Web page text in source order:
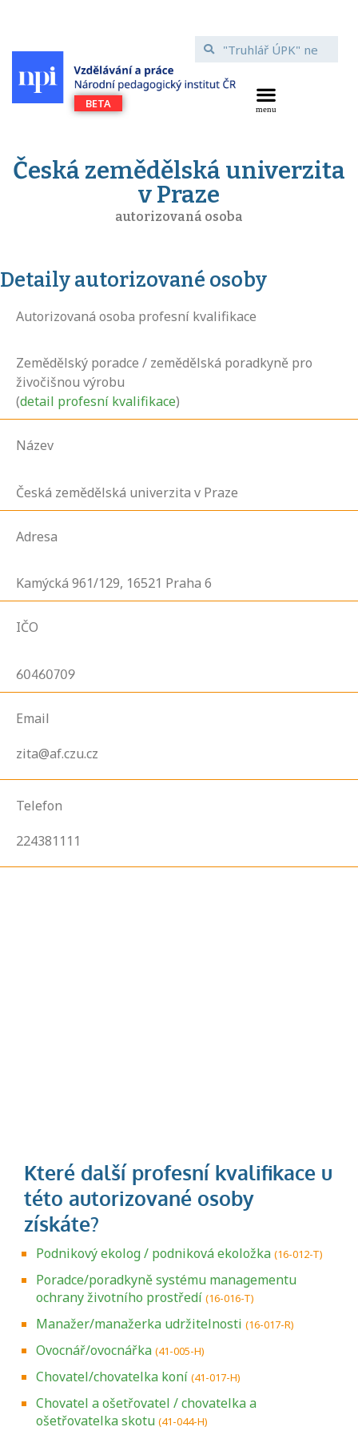
Česká zemědělská univerzita
v Praze
autorizovaná osoba
Detaily autorizované osoby
Autorizovaná osoba profesní kvalifikace
Zemědělský poradce / zemědělská poradkyně pro
živočišnou výrobu
(detail profesní kvalifikace)
Název
Česká zemědělská univerzita v Praze
Adresa
Kamýcká 961/129, 16521 Praha 6
IČO
60460709
Email
zita@af.czu.cz
Telefon
224381111
Podnikový ekolog / podniková ekoložka (16-012-T)
Poradce/poradkyně systému managementu
ochrany životního prostředí (16-016-T)
Manažer/manažerka udržitelnosti (16-017-R)
Ovocnář/ovocnářka (41-005-H)
Chovatel/chovatelka koní (41-017-H)
Chovatel a ošetřovatel / chovatelka a
ošetřovatelka skotu (41-044-H)